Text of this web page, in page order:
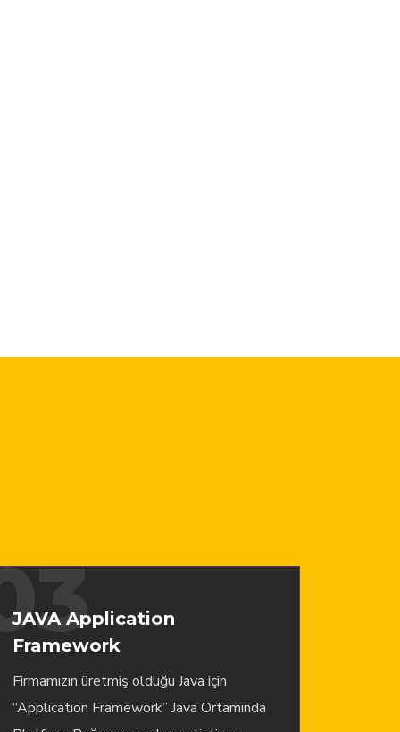
JAVA Application
Framework
Firmamızın üretmiş olduğu Java için
“Application Framework” Java Ortamında